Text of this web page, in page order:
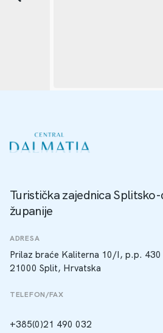
Turistička zajednica
županije
ADRESA
Prilaz braće Kaliterna 10/I, p.p. 430
21000 Split, Hrvatska
TELEFON/FAX
+385(0)21 490 032